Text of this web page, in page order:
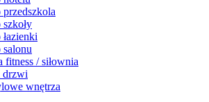
przedszkola
salonu
fitness / siłownia
drzwi
wnętrza